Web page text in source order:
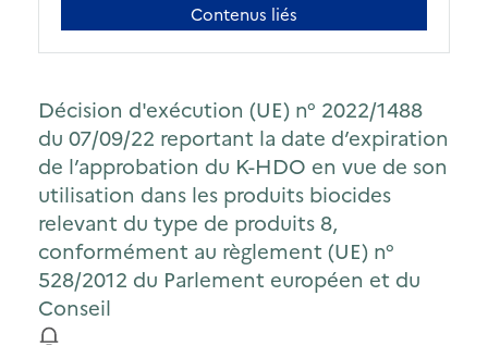
Contenus liés
Décision d'exécution (UE) n° 2022/1488
du 07/09/22 reportant la date d’expiration
de l’approbation du K-HDO en vue de son
utilisation dans les produits biocides
relevant du type de produits 8,
conformément au règlement (UE) n°
528/2012 du Parlement européen et du
Conseil